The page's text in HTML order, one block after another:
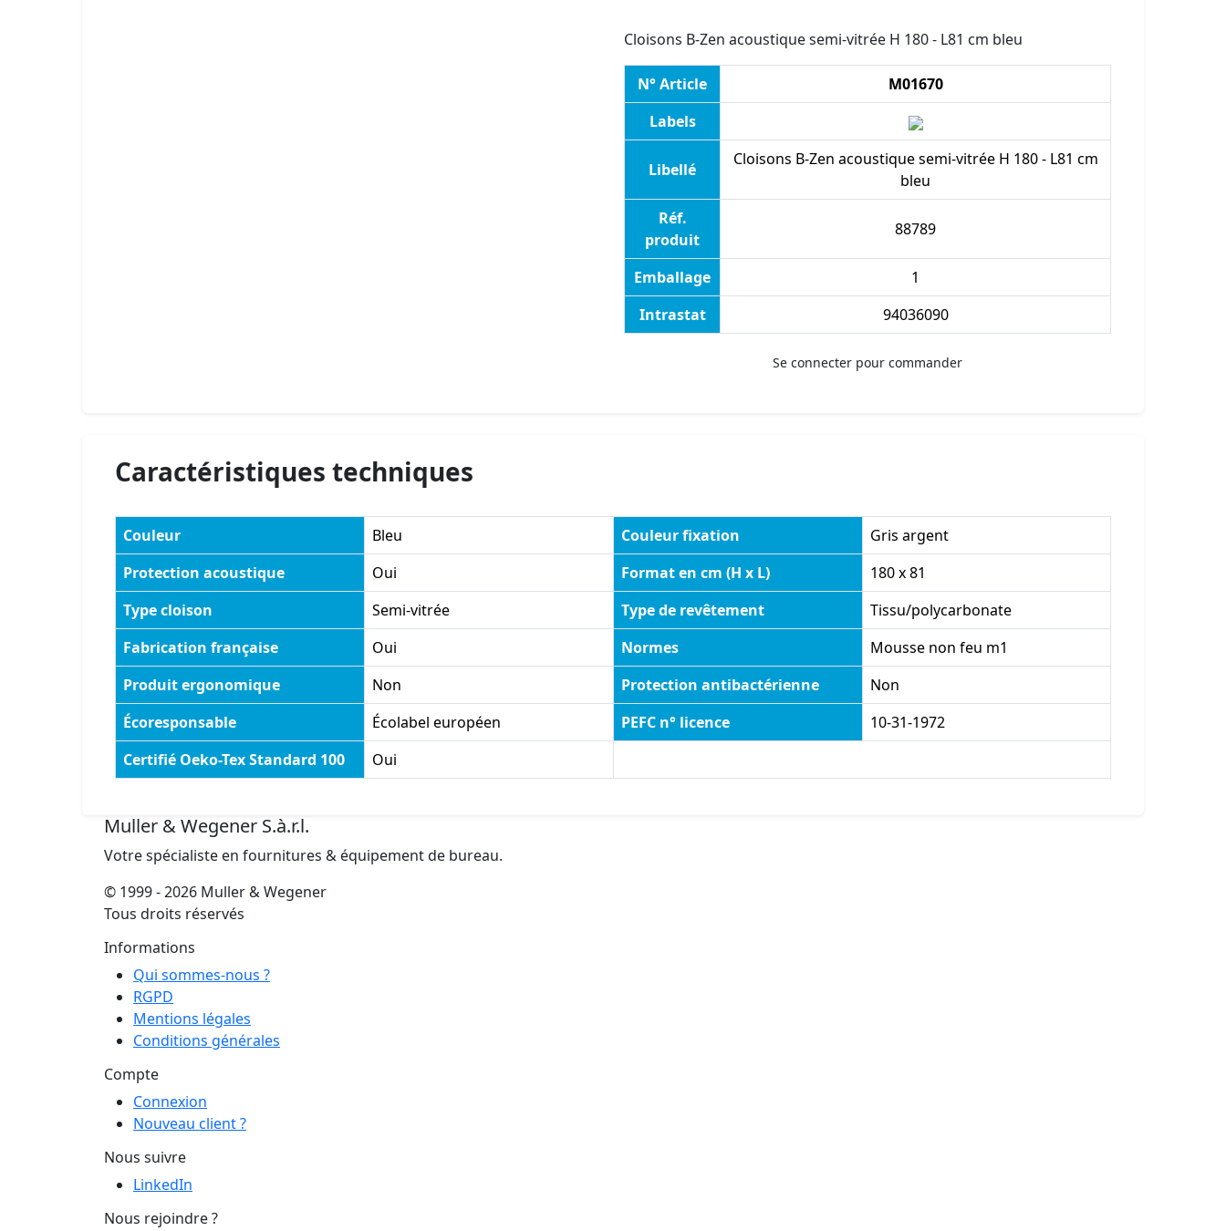
Cloisons B-Zen acoustique semi-vitrée H 180 - L81 cm bleu
N° Article
M01670
Labels
Libellé
Cloisons B-Zen acoustique semi-vitrée H 180 - L81 cm
bleu
Réf.
produit
88789
Emballage
1
Intrastat
94036090
Se connecter pour commander
Caractéristiques techniques
Couleur Bleu Couleur fixation
Gris argent
Protection acoustique
Oui Format en cm (H x L)
180 x 81
Type cloison
Semi-vitrée Type de revêtement
Tissu/polycarbonate
Fabrication française
Oui Normes
Mousse non feu m1
Produit ergonomique
Non Protection antibactérienne
Non
Écoresponsable
Écolabel européen PEFC n° licence
10-31-1972
Certifié Oeko-Tex Standard 100
Oui
Muller & Wegener S.à.r.l.
Votre spécialiste en fournitures & équipement de bureau.
© 1999 - 2026 Muller & Wegener
Tous droits réservés
Informations
Qui sommes-nous ?
RGPD
Mentions légales
Conditions générales
Compte
Connexion
Nouveau client ?
Nous suivre
LinkedIn
Nous rejoindre ?